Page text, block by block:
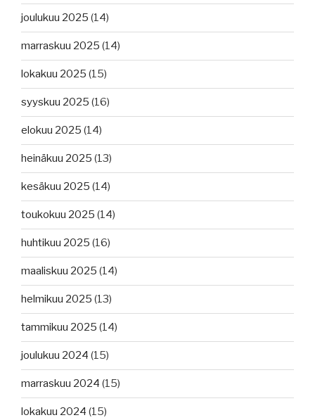
joulukuu 2025 (14)
marraskuu 2025 (14)
lokakuu 2025 (15)
syyskuu 2025 (16)
elokuu 2025 (14)
heinäkuu 2025 (13)
kesäkuu 2025 (14)
toukokuu 2025 (14)
huhtikuu 2025 (16)
maaliskuu 2025 (14)
helmikuu 2025 (13)
tammikuu 2025 (14)
joulukuu 2024 (15)
marraskuu 2024 (15)
lokakuu 2024 (15)